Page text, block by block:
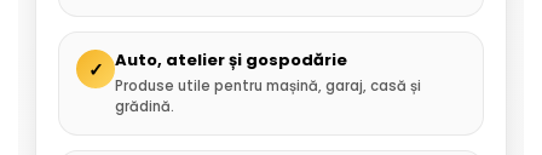
✓ Auto, atelier și gospodărie
Produse utile pentru mașină, garaj, casă și
grădină.